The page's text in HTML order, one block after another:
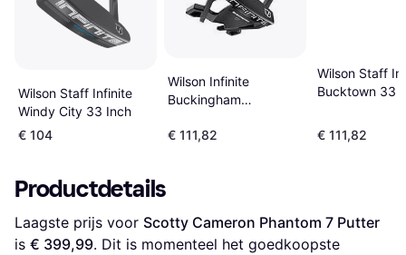
Wilson Staff Infinite
Windy City 33 Inch
€ 104
Wilson Infinite
Buckingham
Noir
€ 111,82
Wilson Staff
Bucktown 33
€ 111,82
Productdetails
Laagste prijs voor Scotty Cameron Phantom 7 Putter
is € 399,99. Dit is momenteel het goedkoopste